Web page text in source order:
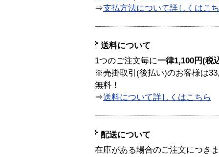
⇒支払方法について詳しくはこ
送料について
1つのご注文毎に一律1,100円(税
※売掛取引(後払い)のお客様は
無料！
⇒送料について詳しくはこちら
配送について
在庫がある場合のご注文につき